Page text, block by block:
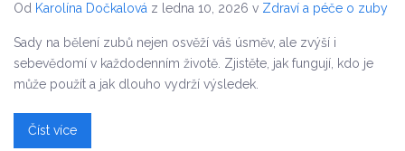
Od Karolína Dočkalová z ledna 10, 2026 v Zdraví a péče o zuby
Sady na bělení zubů nejen osvěží váš úsměv, ale zvýší i
sebevědomí v každodenním životě. Zjistěte, jak fungují, kdo je
může použít a jak dlouho vydrží výsledek.
Číst více